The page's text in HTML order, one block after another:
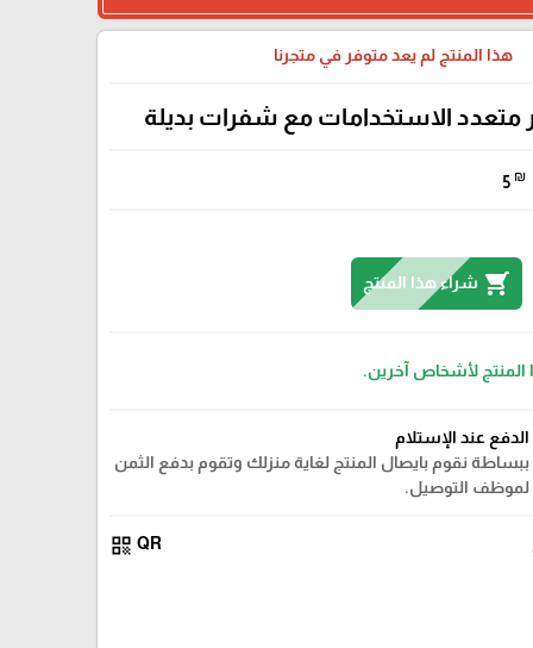
هذا المنتج لم يعد متوفر في متجرنا
الاستخدامات مع شفرات بديلة
5 ₪
shopping_cart شراء هذا المنتج
المنتج لأشخاص آخرين.
الدفع عند الإستلام
ببساطة نقوم بايصال المنتج لغاية منزلك وتقوم بدفع الثمن
لموظف التوصيل.
QR
qr_code